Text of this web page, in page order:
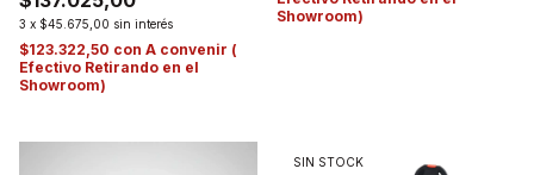
3 x $45.675,00 sin interés
$123.322,50 con A convenir (
Efectivo Retirando en el
Showroom)
Showroom)
SIN STOCK